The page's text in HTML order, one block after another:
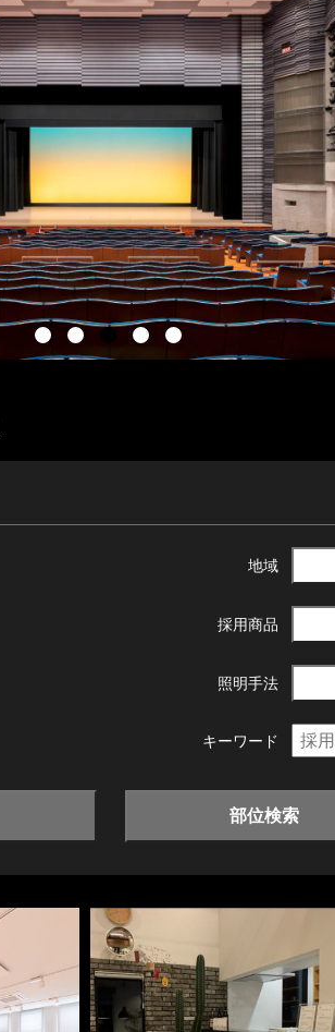
地域
採用商品
照明手法
キーワード
部位検索